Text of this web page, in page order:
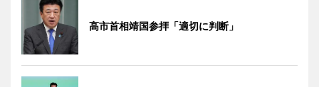
高市首相靖国参拝「適切に判断」